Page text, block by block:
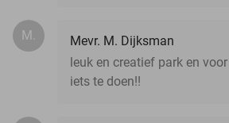
M.
Mevr. M. Dijksman
leuk en creatief park en
iets te doen!!